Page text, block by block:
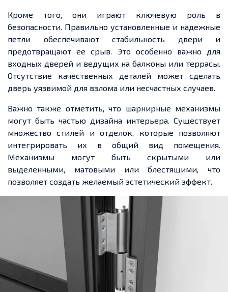
Кроме того, они играют ключевую роль в
безопасности. Правильно установленные и надежные
петли обеспечивают стабильность двери и
предотвращают ее срыв. Это особенно важно для
входных дверей и ведущих на балконы или террасы.
Отсутствие качественных деталей может сделать
дверь уязвимой для взлома или несчастных случаев.
Важно также отметить, что шарнирные механизмы
могут быть частью дизайна интерьера. Существует
множество стилей и отделок, которые позволяют
интегрировать их в общий вид помещения.
Механизмы могут быть скрытыми или
выделенными, матовыми или блестящими, что
позволяет создать желаемый эстетический эффект.